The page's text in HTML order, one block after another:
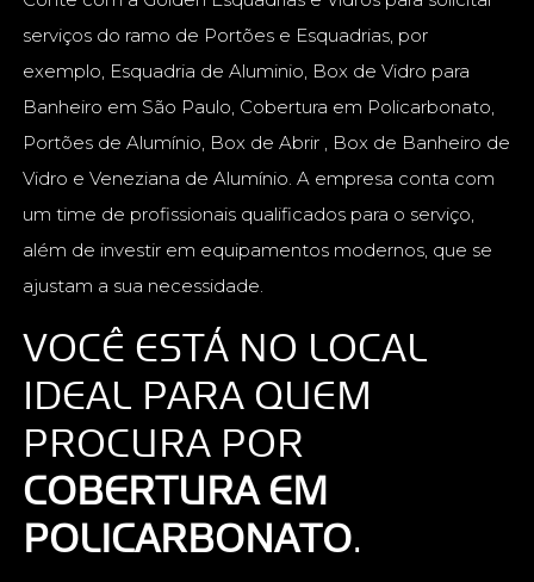
serviços do ramo de Portões e Esquadrias, por
exemplo, Esquadria de Aluminio, Box de Vidro para
Banheiro em São Paulo, Cobertura em Policarbonato,
Portões de Alumínio, Box de Abrir , Box de Banheiro de
Vidro e Veneziana de Alumínio. A empresa conta com
um time de profissionais qualificados para o serviço,
além de investir em equipamentos modernos, que se
ajustam a sua necessidade.
VOCÊ ESTÁ NO LOCAL
IDEAL PARA QUEM
PROCURA POR
COBERTURA EM
POLICARBONATO.